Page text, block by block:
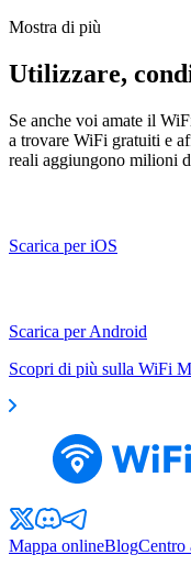
Mostra di più
Utilizzare,
Se anche voi amate il
a trovare WiFi gratuiti e
reali aggiungono milioni
Scarica per iOS
Scarica per Android
Scopri di più sulla WiFi
Mappa onlineBlogCentro